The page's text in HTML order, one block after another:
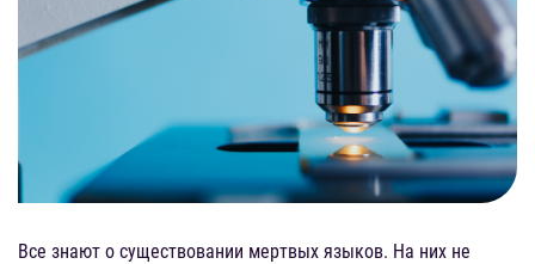
Все знают о существовании мертвых языков. На них не